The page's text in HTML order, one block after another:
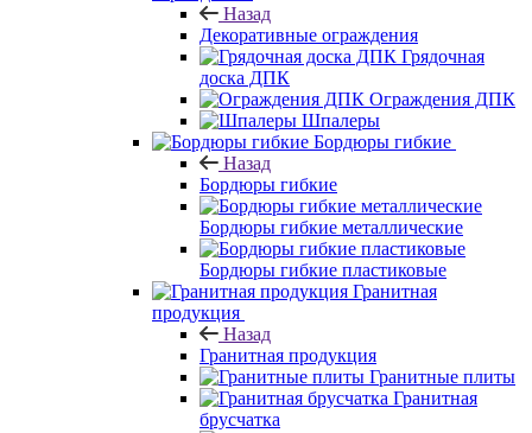
Назад
Декоративные ограждения
Грядочная
доска ДПК
Ограждения ДПК
Шпалеры
Бордюры гибкие
Назад
Бордюры гибкие
Бордюры гибкие металлические
Бордюры гибкие пластиковые
Гранитная
продукция
Назад
Гранитная продукция
Гранитные плиты
Гранитная
брусчатка